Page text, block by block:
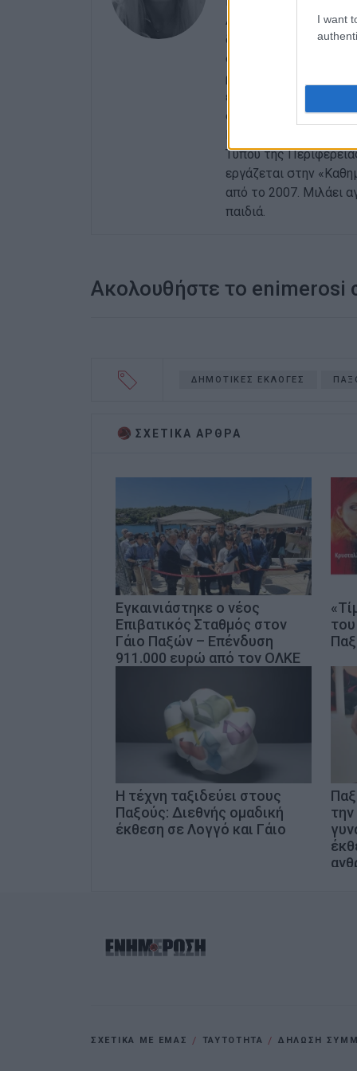
I want
Αριστοτελείου
δημοσιογράφος
συνεχεία στην
ρεπορτάζ, ενώ είχε
εκδόσεις για την
στο Τμήμα
Τύπου της
εργάζεται στην
από το 2007. Μιλάει
παιδιά.
Ακολουθήστε το enimerosi
ΔΗΜΟΤΙΚΕΣ ΕΚΛΟΓΕΣ
ΣΧΕΤΙΚA AΡΘΡΑ
Εγκαινιάστηκε ο νέος
Επιβατικός Σταθμός στον
Γάιο Παξών – Επένδυση
911.000 ευρώ από τον ΟΛΚΕ
Η τέχνη ταξιδεύει στους
Παξούς: Διεθνής ομαδική
έκθεση σε Λογγό και Γάιο
ΣΧΕΤΙΚΑ ΜΕ ΕΜΑΣ ΤΑΥΤΟΤΗΤΑ ΔΗΛΩΣΗ